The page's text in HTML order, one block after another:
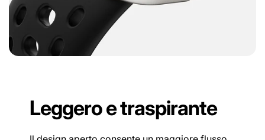
Leggero e traspirante